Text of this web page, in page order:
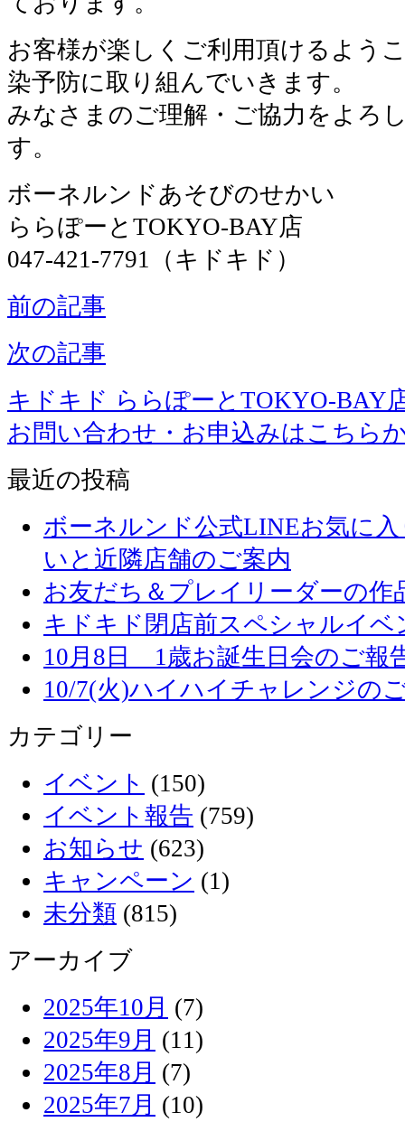
お客様が楽しくご利用頂けるよう
染予防に取り組んでいきます。
みなさまのご理解・ご協力をよろ
す。
ボーネルンドあそびのせかい
ららぽーとTOKYO-BAY店
047-421-7791（キドキド）
前の記事
次の記事
キドキド ららぽーとTOKYO-BAY
お問い合わせ・お申込みはこちら
最近の投稿
ボーネルンド公式LINEお気に
いと近隣店舗のご案内
お友だち＆プレイリーダーの作
キドキド閉店前スペシャルイベ
10月8日 1歳お誕生日会のご報
10/7(火)ハイハイチャレンジの
カテゴリー
イベント (150)
イベント報告 (759)
お知らせ (623)
キャンペーン (1)
未分類 (815)
アーカイブ
2025年10月 (7)
2025年9月 (11)
2025年8月 (7)
2025年7月 (10)